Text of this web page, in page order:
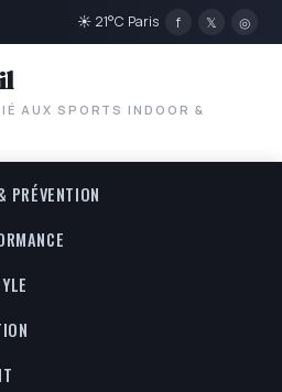
☀ 21°C Paris f 𝕏 ◎
AUX SPORTS INDOOR &
PRÉVENTION